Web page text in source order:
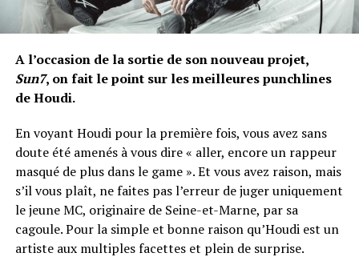
A l’occasion de la sortie de son nouveau projet,
Sun7, on fait le point sur les meilleures punchlines
de Houdi.
En voyant Houdi pour la première fois, vous avez sans
doute été amenés à vous dire « aller, encore un rappeur
masqué de plus dans le game ». Et vous avez raison, mais
s’il vous plaît, ne faites pas l’erreur de juger uniquement
le jeune MC, originaire de Seine-et-Marne, par sa
cagoule. Pour la simple et bonne raison qu’Houdi est un
artiste aux multiples facettes et plein de surprise.